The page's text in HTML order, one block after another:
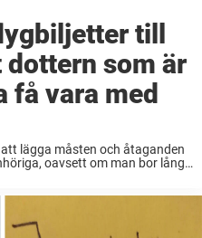
till
som är
få vara med
lägga måsten och åtaganden
oavsett om man bor långt